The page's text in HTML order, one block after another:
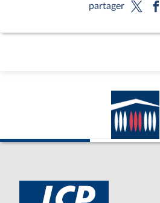
partager